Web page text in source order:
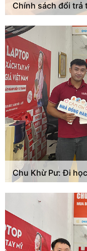
Chính sách đổi trả
Chu Khừ Pư: Đi